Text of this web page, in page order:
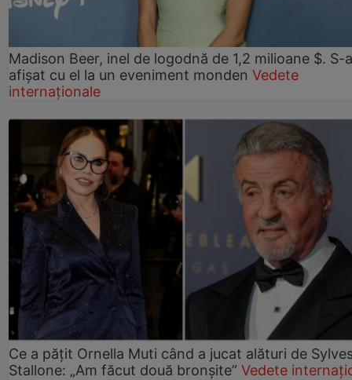
Madison Beer, inel de logodnă de 1,2 milioane $. S-a
afișat cu el la un eveniment monden Vedete
internaționale
Ce a pățit Ornella Muti când a jucat alături de
Stallone: „Am făcut două bronșite” Vedete